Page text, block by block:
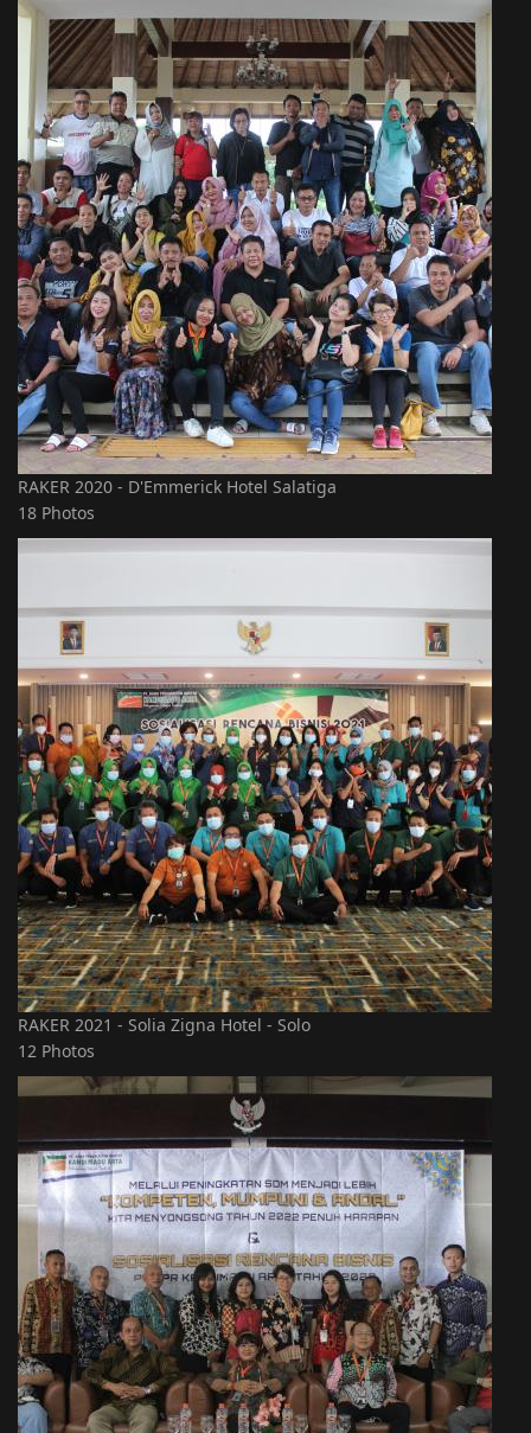
RAKER 2020 - D'Emmerick Hotel Salatiga
18 Photos
RAKER 2021 - Solia Zigna Hotel - Solo
12 Photos